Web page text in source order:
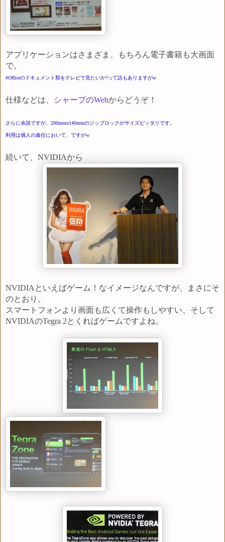
アプリケーションはさまざま、もちろん電子書籍も大画面
で。
#Officeのドキュメント類をテレビで見たいか?って話もありますがw
仕様などは、 シャープのWebからどうぞ！
さらに余談ですが、200mmx140mmのジップロックがサイズピッタリです。
利用は個人の責任において、ですがw
続いて、NVIDIAから
NVIDIAといえばゲーム！なイメージなんですが、まさにそ
のとおり。
スマートフォンより画面も広くて操作もしやすい、そして
NVIDIAのTegra 2とくればゲームですよね。